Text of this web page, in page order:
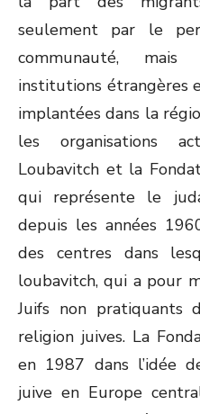
seulement par le
communauté,
institutions étrangères
implantées dans la
les organisations
Loubavitch et la
qui représente le
depuis les années
des centres dans
loubavitch, qui a pour
Juifs non
religion juives. La
en 1987 dans l’idée
juive en Europe